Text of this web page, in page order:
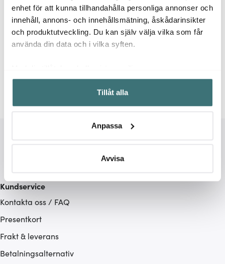
enhet för att kunna tillhandahålla personliga annonser och
innehåll, annons- och innehållsmätning, åskådarinsikter
och produktutveckling. Du kan själv välja vilka som får
använda din data och i vilka syften.
Samla in information om din geografiska plats som
kan ha en noggrannhet på upp till flera meter
Identifiera din enhet genom att aktivt skanna den för
Ta reda på mer om hur dina personliga uppgifter
Du kan ändra eller dra tillbaka ditt samtycke när som
ska anpassas efter det som vi tror att du tycker om. Det
gör också att vi kan analysera vår trafik och göra
som du vill dela med dig av.
Tillåt alla
Anpassa
Avvisa
Relaterade sidor
Kundservice
Kontakta oss / FAQ
Presentkort
Frakt & leverans
Betalningsalternativ